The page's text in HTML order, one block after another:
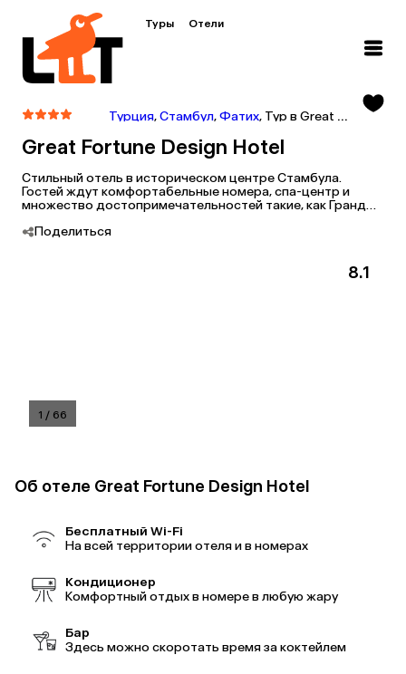
Туры Отели
Турция,Стамбул,Фатих, Тур в Great Fortune Design Hotel
Great Fortune Design Hotel
Стильный отель в историческом центре Стамбула.
Гостей ждут комфортабельные номера, спа-центр и
множество достопримечательностей такие, как Гранд
Поделиться
8.1
1 / 66
Об отеле Great Fortune Design Hotel
Бесплатный Wi-Fi
На всей территории отеля и в номерах
Кондиционер
Комфортный отдых в номере в любую жару
Бар
Здесь можно скоротать время за коктейлем